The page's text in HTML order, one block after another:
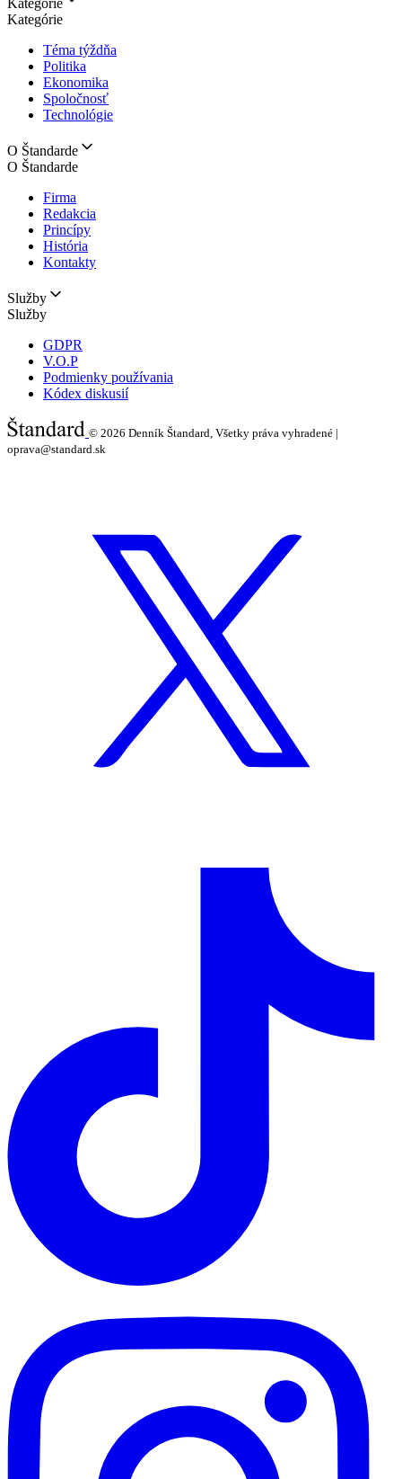
Kategórie
Kategórie
Téma týždňa
Politika
Ekonomika
Spoločnosť
Technológie
O Štandarde
O Štandarde
Firma
Redakcia
Princípy
História
Kontakty
Služby
Služby
GDPR
V.O.P
Podmienky používania
Kódex diskusií
© 2026 Denník Štandard, Všetky práva vyhradené |
oprava@standard.sk